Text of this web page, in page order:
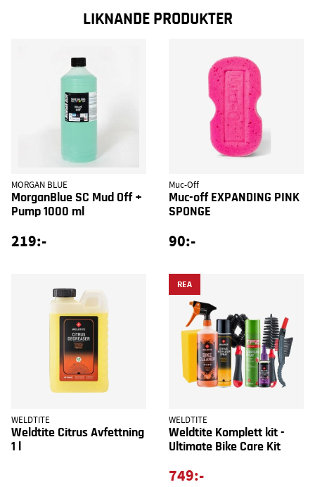
LIKNANDE PRODUKTER
MORGAN BLUE
MorganBlue SC Mud Off +
Pump 1000 ml
219:-
Muc-Off
Muc-off EXPANDING PINK
SPONGE
90:-
WELDTITE
Weldtite Citrus Avfettning
1 l
REA
WELDTITE
Weldtite Komplett kit -
Ultimate Bike Care Kit
749:-